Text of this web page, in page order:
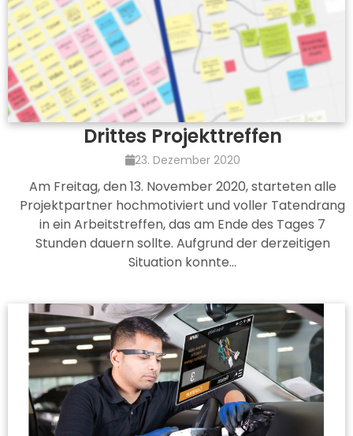
Drittes Projekttreffen
23. Dezember 2020
Am Freitag, den 13. November 2020, starteten alle
Projektpartner hochmotiviert und voller Tatendrang
in ein Arbeitstreffen, das am Ende des Tages 7
Stunden dauern sollte. Aufgrund der derzeitigen
Situation konnte…